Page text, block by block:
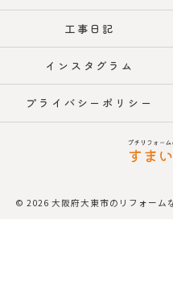
工事日記
インスタグラム
プライバシーポリシー
© 2026 大阪府大東市のリフォーム